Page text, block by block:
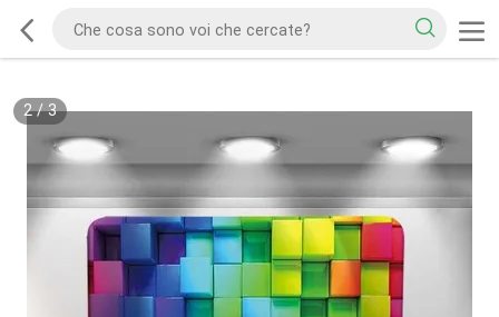
2/3